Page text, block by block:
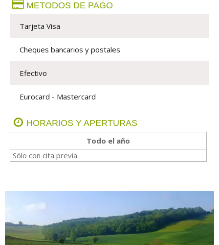
METODOS DE PAGO
Tarjeta Visa
Cheques bancarios y postales
Efectivo
Eurocard - Mastercard
HORARIOS Y APERTURAS
Todo el año
Sólo con cita previa.